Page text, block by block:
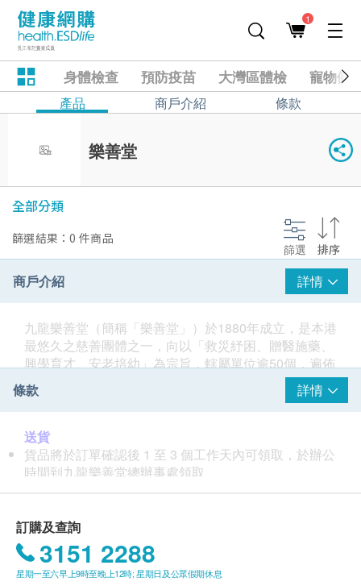
1
身體檢查 預防疫苗 大灣區體檢 寵物健
產品 商戶介紹 條款
樂善堂
全部分類
篩選結果：0 件商品
篩選 排序
商戶介紹 詳情
九龍樂善堂（簡稱「樂善堂」）於1880年成立，是本港
最悠久之慈善團體之一，向以「救災紓困、贈醫施藥、
興學育才、安老培幼」為宗旨，轄屬單位逾50個，遍佈
全港，包括中、小學及幼稚園、醫療、安老及社福單
位，為本港基層市民服務。本堂致力提供適切及優質之
多元化服務，近年開辦不同服務單位及計劃，並與政府
相關部門、商界緊密合作，期望以行動實際支援社會對
各項社會福利的殷切需求。
條款 詳情
送貨
貨品將於訂單確認後 1 至 3 個工作天內可領取，於辦公
時間到九龍樂善堂總辦事處領取
自取地址：九龍城龍崗道61號
自取時間：上午9:00至下午1:00 或 下午2:00至6:00 (星
期六日及假期除外)
訂購及查詢
3151 2288
星期一至六早上9時至晚上12時; 星期日及公眾假期休息